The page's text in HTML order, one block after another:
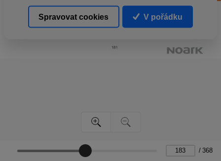
/ 368
Spravovat cookies V pořádku